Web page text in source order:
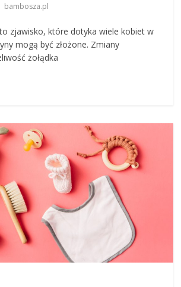
bambosza.pl
zjawisko, które dotyka wiele kobiet w
mogą być złożone. Zmiany
żołądka